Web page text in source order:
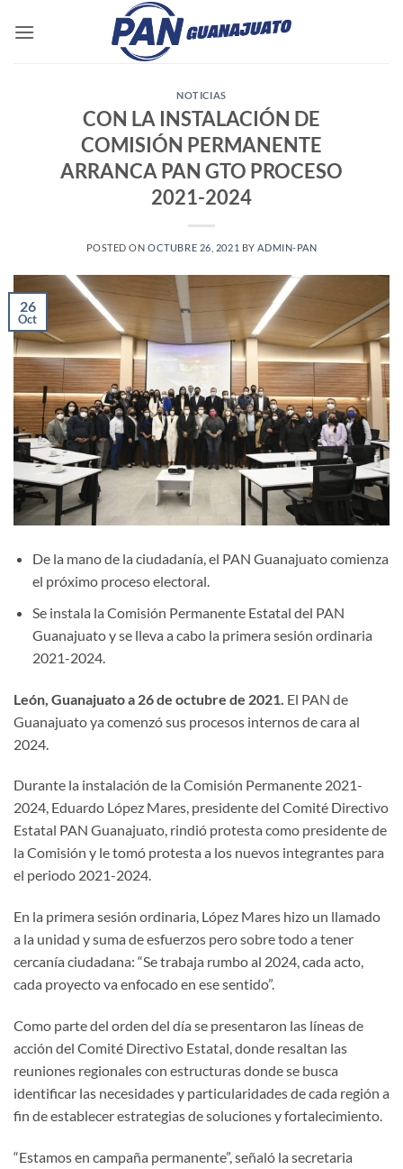
NOTICIAS
CON LA INSTALACIÓN DE
COMISIÓN PERMANENTE
ARRANCA PAN GTO PROCESO
2021-2024
POSTED ONOCTUBRE 26, 2021 BY ADMIN-PAN
26
Oct
De la mano de la ciudadanía, el PAN Guanajuato comienza
el próximo proceso electoral.
Se instala la Comisión Permanente Estatal del PAN
Guanajuato y se lleva a cabo la primera sesión ordinaria
2021-2024.
León, Guanajuato a 26 de octubre de 2021. El PAN de
Guanajuato ya comenzó sus procesos internos de cara al
2024.
Durante la instalación de la Comisión Permanente 2021-
2024, Eduardo López Mares, presidente del Comité Directivo
Estatal PAN Guanajuato, rindió protesta como presidente de
la Comisión y le tomó protesta a los nuevos integrantes para
el periodo 2021-2024.
En la primera sesión ordinaria, López Mares hizo un llamado
a la unidad y suma de esfuerzos pero sobre todo a tener
cercanía ciudadana: “Se trabaja rumbo al 2024, cada acto,
cada proyecto va enfocado en ese sentido”.
Como parte del orden del día se presentaron las líneas de
acción del Comité Directivo Estatal, donde resaltan las
reuniones regionales con estructuras donde se busca
identificar las necesidades y particularidades de cada región a
fin de establecer estrategias de soluciones y fortalecimiento.
“Estamos en campaña permanente”, señaló la secretaria